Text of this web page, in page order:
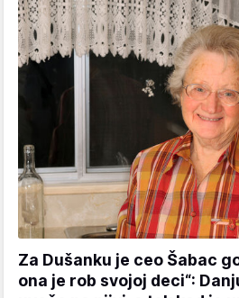
Za Dušanku je ceo Šabac
ona je rob svojoj deci“: